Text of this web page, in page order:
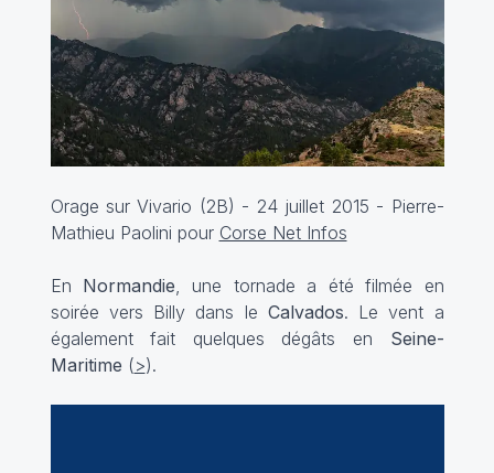
Orage sur Vivario (2B) - 24 juillet 2015 - Pierre-
Mathieu Paolini pour Corse Net Infos
En Normandie , une tornade a été filmée en
soirée vers Billy dans le Calvados. Le vent a
également fait quelques dégâts en Seine-
Maritime (>).